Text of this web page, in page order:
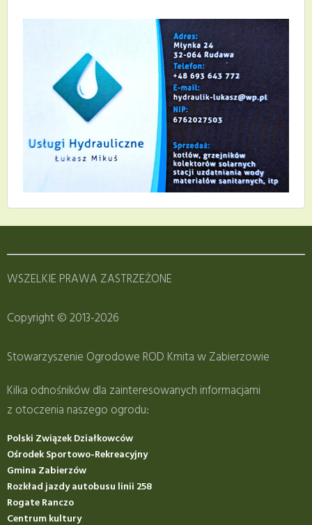
WSZELKIE PRAWA ZASTRZEŻONE
Copyright © 2013-2026
Stowarzyszenie Ogrodowe ROD Kmita w Zabierzowie
Kilka odnośników dla zainteresowanych informacjami
z otoczenia naszego ogrodu:
Polski Związek Działkowców
Ośrodek Sportowo-Rekreacyjny
Gmina Zabierzów
Rozkład jazdy autobusu linii 258
Rogate Ranczo
Centrum kultury